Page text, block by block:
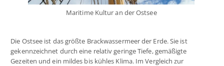
Maritime Kultur an der Ostsee
Die Ostsee ist das größte Brackwassermeer der Erde. Sie ist
gekennzeichnet durch eine relativ geringe Tiefe, gemäßigte
Gezeiten und ein mildes bis kühles Klima. Im Vergleich zur